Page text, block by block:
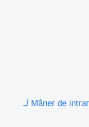
مقبض الباب Mâner de intrare în cabină spate stânga لـ